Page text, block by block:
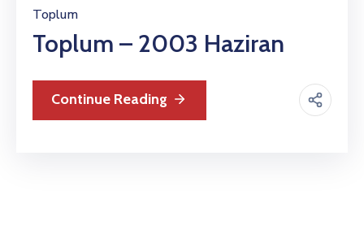
Toplum
Toplum – 2003 Haziran
Continue Reading